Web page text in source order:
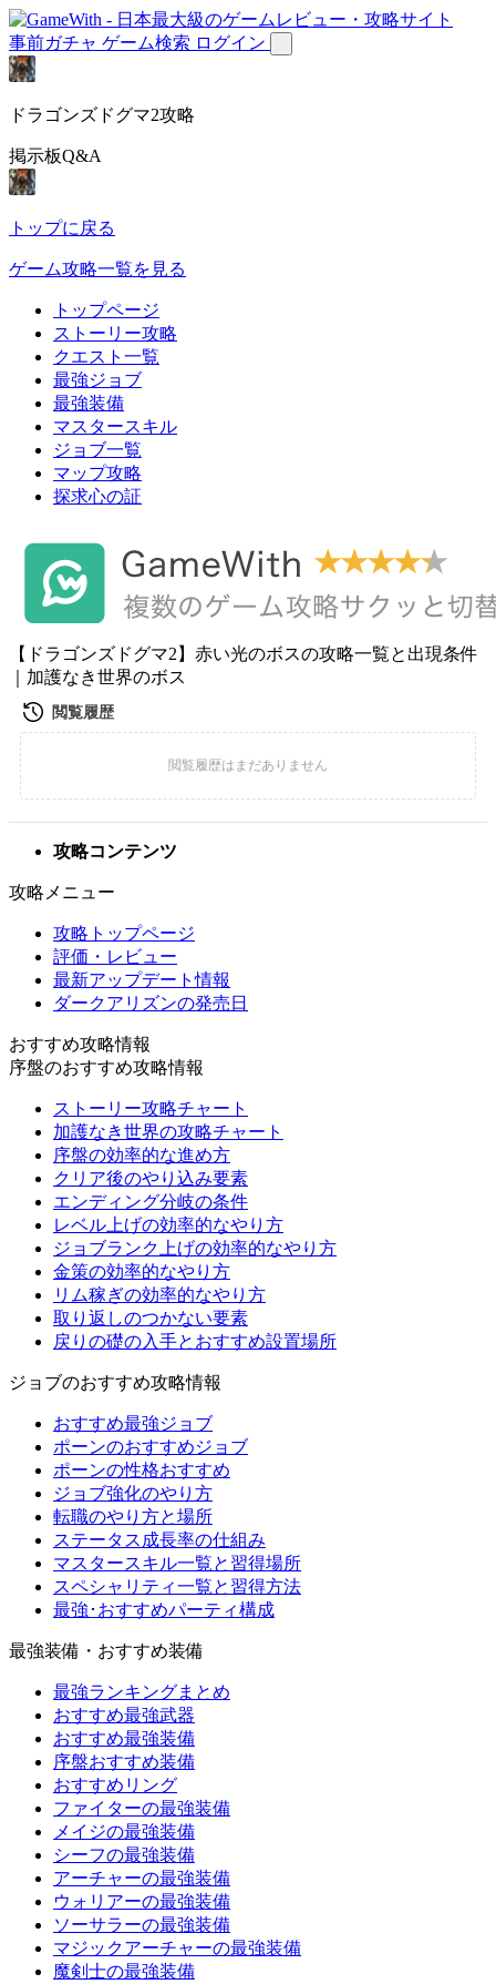
事前ガチャ ゲーム検索 ログイン
ドラゴンズドグマ2攻略
掲示板Q&A
トップに戻る
ゲーム攻略一覧を見る
トップページ
ストーリー攻略
クエスト一覧
最強ジョブ
最強装備
マスタースキル
ジョブ一覧
マップ攻略
探求心の証
【ドラゴンズドグマ2】赤い光のボスの攻略一覧と出現条件
｜加護なき世界のボス
攻略コンテンツ
攻略メニュー
攻略トップページ
評価・レビュー
最新アップデート情報
ダークアリズンの発売日
おすすめ攻略情報
序盤のおすすめ攻略情報
ストーリー攻略チャート
加護なき世界の攻略チャート
序盤の効率的な進め方
クリア後のやり込み要素
エンディング分岐の条件
レベル上げの効率的なやり方
ジョブランク上げの効率的なやり方
金策の効率的なやり方
リム稼ぎの効率的なやり方
取り返しのつかない要素
戻りの礎の入手とおすすめ設置場所
ジョブのおすすめ攻略情報
おすすめ最強ジョブ
ポーンのおすすめジョブ
ポーンの性格おすすめ
ジョブ強化のやり方
転職のやり方と場所
ステータス成長率の仕組み
マスタースキル一覧と習得場所
スペシャリティ一覧と習得方法
最強･おすすめパーティ構成
最強装備・おすすめ装備
最強ランキングまとめ
おすすめ最強武器
おすすめ最強装備
序盤おすすめ装備
おすすめリング
ファイターの最強装備
メイジの最強装備
シーフの最強装備
アーチャーの最強装備
ウォリアーの最強装備
ソーサラーの最強装備
マジックアーチャーの最強装備
魔剣士の最強装備